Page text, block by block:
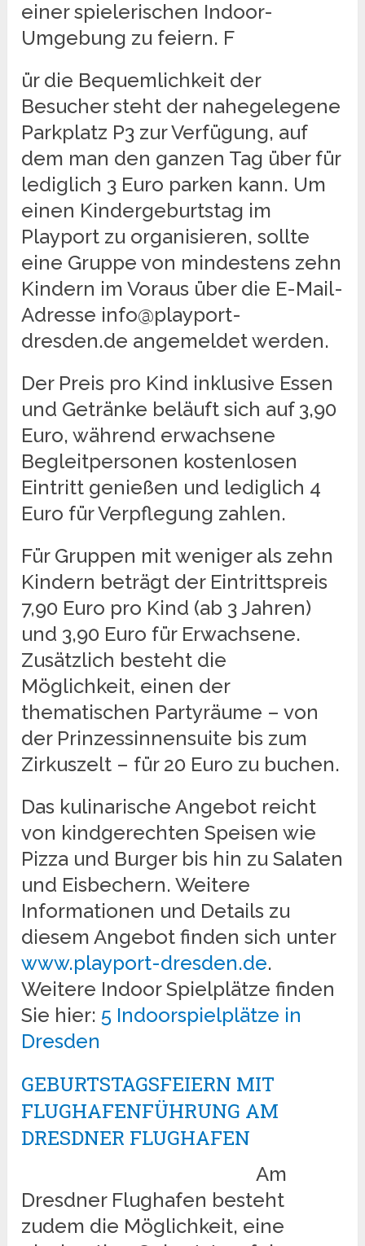
einer spielerischen Indoor-
Umgebung zu feiern. F
ür die Bequemlichkeit der
Besucher steht der nahegelegene
Parkplatz P3 zur Verfügung, auf
dem man den ganzen Tag über für
lediglich 3 Euro parken kann. Um
einen Kindergeburtstag im
Playport zu organisieren, sollte
eine Gruppe von mindestens zehn
Kindern im Voraus über die E-Mail-
Adresse info@playport-
dresden.de angemeldet werden.
Der Preis pro Kind inklusive Essen
und Getränke beläuft sich auf 3,90
Euro, während erwachsene
Begleitpersonen kostenlosen
Eintritt genießen und lediglich 4
Euro für Verpflegung zahlen.
Für Gruppen mit weniger als zehn
Kindern beträgt der Eintrittspreis
7,90 Euro pro Kind (ab 3 Jahren)
und 3,90 Euro für Erwachsene.
Zusätzlich besteht die
Möglichkeit, einen der
thematischen Partyräume – von
der Prinzessinnensuite bis zum
Zirkuszelt – für 20 Euro zu buchen.
Das kulinarische Angebot reicht
von kindgerechten Speisen wie
Pizza und Burger bis hin zu Salaten
und Eisbechern. Weitere
Informationen und Details zu
diesem Angebot finden sich unter
www.playport-dresden.de.
Weitere Indoor Spielplätze finden
Sie hier: 5 Indoorspielplätze in
Dresden
GEBURTSTAGSFEIERN MIT
FLUGHAFENFÜHRUNG AM
DRESDNER FLUGHAFEN
Am
Dresdner Flughafen besteht
zudem die Möglichkeit, eine